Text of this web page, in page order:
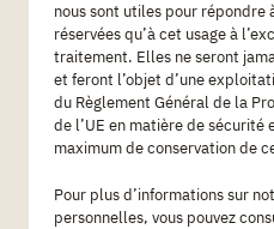
nous sont utiles pour répondre
réservées qu’à cet usage à
traitement. Elles ne seront
et feront l’objet d’une
du Règlement Général de la
de l’UE en matière de
maximum de conservation de
Pour plus d’informations sur
personnelles, vous pouvez